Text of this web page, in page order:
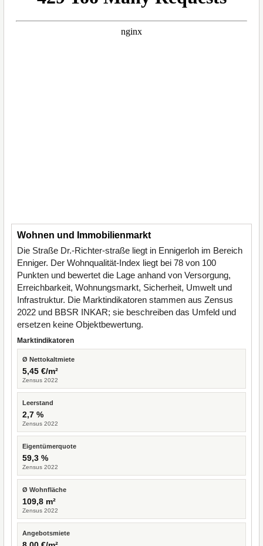
Wohnen und Immobilienmarkt
Die Straße Dr.-Richter-straße liegt in Ennigerloh im Bereich
Enniger. Der Wohnqualität-Index liegt bei 78 von 100
Punkten und bewertet die Lage anhand von Versorgung,
Erreichbarkeit, Wohnungsmarkt, Sicherheit, Umwelt und
Infrastruktur. Die Marktindikatoren stammen aus Zensus
2022 und BBSR INKAR; sie beschreiben das Umfeld und
ersetzen keine Objektbewertung.
Marktindikatoren
Ø Nettokaltmiete
5,45 €/m²
Zensus 2022
Leerstand
2,7 %
Zensus 2022
Eigentümerquote
59,3 %
Zensus 2022
Ø Wohnfläche
109,8 m²
Zensus 2022
Angebotsmiete